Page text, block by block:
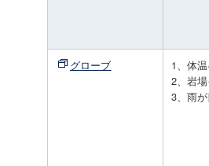
グローブ
1、体
2、岩
3、雨